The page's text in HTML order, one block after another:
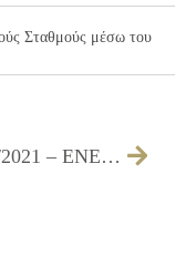
Σταθμούς μέσω του
29/03/2021 – ΕΝΕΡΓΕΙΑΚΗ ΑΝΑΒΑΘΜΙΣΗ ΣΧΟΛΙΚΩΝ ΚΤΙΡΙΩΝ